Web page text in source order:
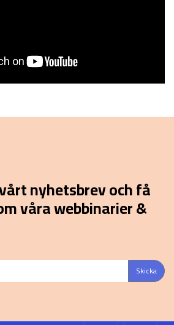
nyhetsbrev och få
våra webbinarier &
Skicka